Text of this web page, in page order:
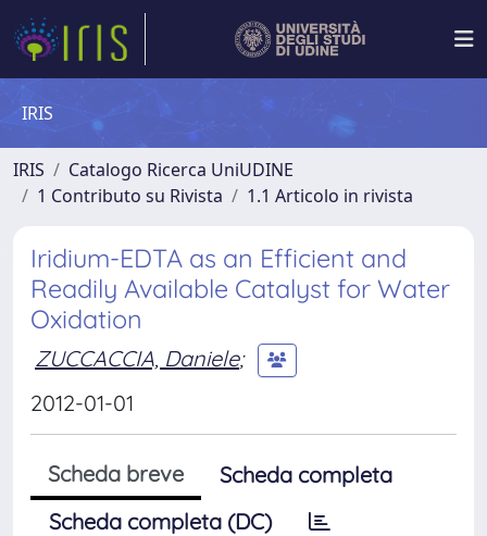
IRIS
IRIS
Catalogo Ricerca UniUDINE
1 Contributo su Rivista
1.1 Articolo in rivista
Iridium-EDTA as an Efficient and
Readily Available Catalyst for Water
Oxidation
ZUCCACCIA, Daniele;
2012-01-01
Scheda breve
Scheda completa
Scheda completa (DC)